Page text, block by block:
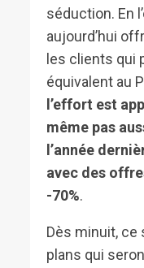
séduction. En
aujourd’hui
les clients qui
équivalent au
l’effort est
même pas
l’année
avec des
-70%.
Dès minuit, ce
plans qui